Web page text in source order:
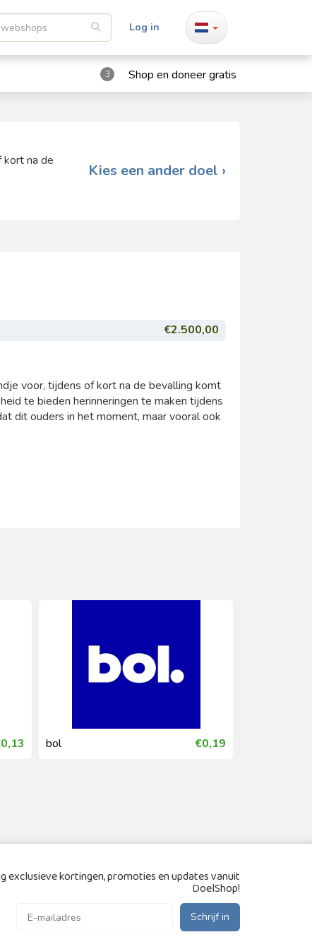
Log in
3 Shop en doneer gratis
kort na de
Kies een ander doel ›
€2.500,00
voor, tijdens of kort na de bevalling komt
te bieden herinneringen te maken tijdens
dit ouders in het moment, maar vooral ook
bol €0,19
exclusieve kortingen, promoties en updates vanuit
DoelShop!
Schrijf in